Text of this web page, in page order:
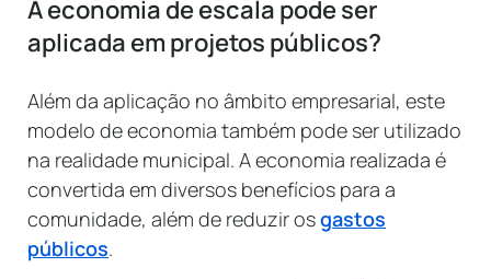
A economia de escala pode ser
aplicada em projetos públicos?
Além da aplicação no âmbito empresarial, este
modelo de economia também pode ser utilizado
na realidade municipal. A economia realizada é
convertida em diversos benefícios para a
comunidade, além de reduzir osgastos
públicos.